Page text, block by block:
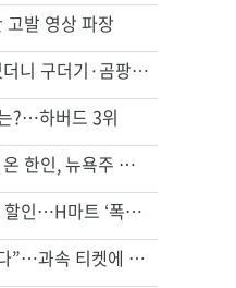
고발 영상 파장
항공기 식기 카트 열었더니 구더기·곰팡이…LAX 기내식 업체 논란
?…하버드 3위
변호사시험 중 심정지 온 한인, 뉴욕주 제소
쌀·라면 값 최대 80% 할인…H마트 ‘폭탄 세일’
“내가 운전한 게 아니다”…과속 티켓에 오토파일럿 탓한 운전자